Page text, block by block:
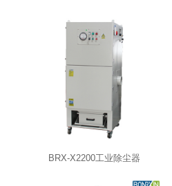
BRX-X2200工业除尘器